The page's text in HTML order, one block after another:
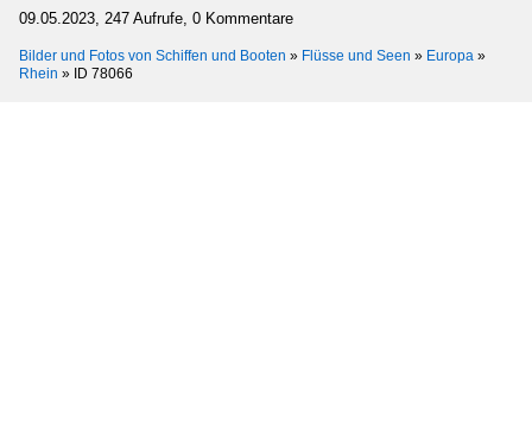
09.05.2023, 247 Aufrufe, 0 Kommentare
Bilder und Fotos von Schiffen und Booten » Flüsse und Seen » Europa »
Rhein » ID 78066